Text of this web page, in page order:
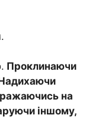
Проклинаючи
на
іншому,